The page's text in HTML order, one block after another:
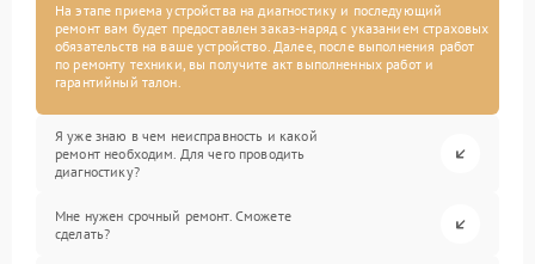
На этапе приема устройства на диагностику и последующий
ремонт вам будет предоставлен заказ-наряд с указанием страховых
обязательств на ваше устройство. Далее, после выполнения работ
по ремонту техники, вы получите акт выполненных работ и
гарантийный талон.
Я уже знаю в чем неисправность и какой
ремонт необходим. Для чего проводить
диагностику?
Мне нужен срочный ремонт. Сможете
сделать?